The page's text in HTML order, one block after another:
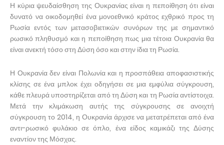
Η κύρια ψευδαίσθηση της Ουκρανίας είναι η πεποίθηση ότι είναι
δυνατό να οικοδομηθεί ένα μονοεθνικό κράτος εχθρικό προς τη
Ρωσία εντός των μετασοβιετικών συνόρων της με σημαντικό
ρωσικό πληθυσμό και η πεποίθηση πως μια τέτοια Ουκρανία θα
είναι ανεκτή τόσο στη Δύση όσο και στην ίδια τη Ρωσία.
Η Ουκρανία δεν είναι Πολωνία και η προσπάθεια αποφασιστικής
κλίσης σε ένα μπλοκ έχει οδηγήσει σε μια εμφύλια σύγκρουση,
κάθε πλευρά υποστηρίζεται από τη Δύση και τη Ρωσία αντίστοιχα.
Μετά την κλιμάκωση αυτής της σύγκρουσης σε ανοιχτή
σύγκρουση το 2014, η Ουκρανία άρχισε να μετατρέπεται από ένα
αντι-ρωσικό φυλάκιο σε όπλο, ένα είδος καμικάζι της Δύσης
εναντίον της Μόσχας.